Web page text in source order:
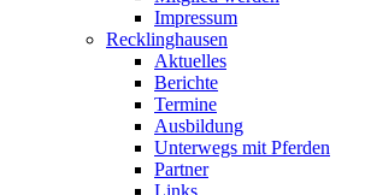
Impressum
Recklinghausen
Aktuelles
Berichte
Termine
Ausbildung
Unterwegs mit Pferden
Partner
Links